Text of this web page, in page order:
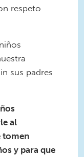
respeto
sus padres
al
tomen
y para que